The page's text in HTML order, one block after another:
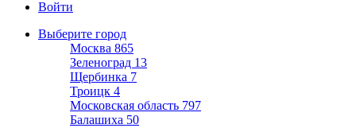
Войти
Выберите город
Москва 865
Зеленоград 13
Щербинка 7
Троицк 4
Московская область 797
Балашиха 50